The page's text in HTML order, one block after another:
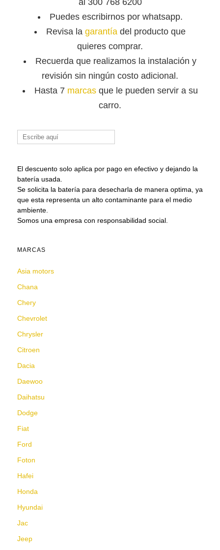
al 300 768 6200
Puedes escribirnos por whatsapp.
Revisa la garantía del producto que
quieres comprar.
Recuerda que realizamos la instalación y
revisión sin ningún costo adicional.
Hasta 7 marcasque le pueden servir a su
carro.
Buscar:
El descuento solo aplica por pago en efectivo y dejando la
batería usada.
Se solicita la batería para desecharla de manera optima, ya
que esta representa un alto contaminante para el medio
ambiente.
Somos una empresa con responsabilidad social.
MARCAS
Asia motors
Chana
Chery
Chevrolet
Chrysler
Citroen
Dacia
Daewoo
Daihatsu
Dodge
Fiat
Ford
Foton
Hafei
Honda
Hyundai
Jac
Jeep